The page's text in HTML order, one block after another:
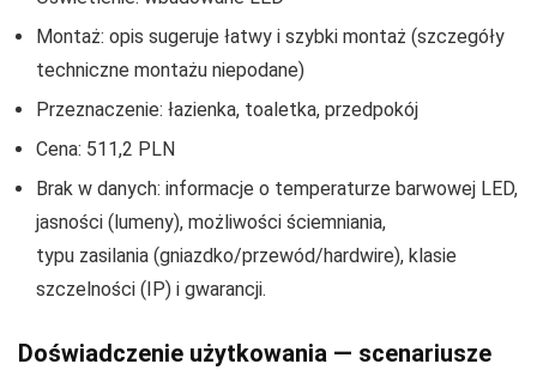
Montaż: opis sugeruje łatwy i szybki montaż (szczegóły
techniczne montażu niepodane)
Przeznaczenie: łazienka, toaletka, przedpokój
Cena: 511,2 PLN
Brak w danych: informacje o temperaturze barwowej LED,
jasności (lumeny), możliwości ściemniania,
typu zasilania (gniazdko/przewód/hardwire), klasie
szczelności (IP) i gwarancji.
Doświadczenie użytkowania — scenariusze